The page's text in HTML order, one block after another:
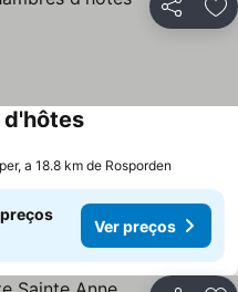
Partilhar
Ver preços
a 18.8 km de Rosporden
Ver preços